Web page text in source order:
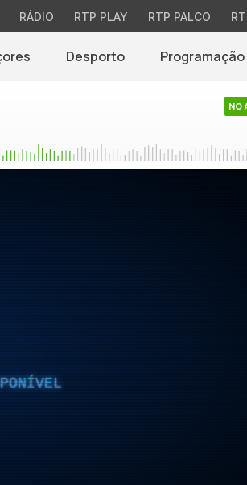
RÁDIO RTP PLAY RTP PALCO
Desporto Programação
NO